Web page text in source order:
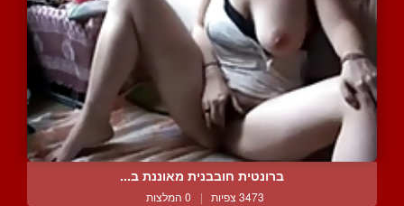
ברונטית חובבנית מאוננת ב...
3473 צפיות | 0 המלצות